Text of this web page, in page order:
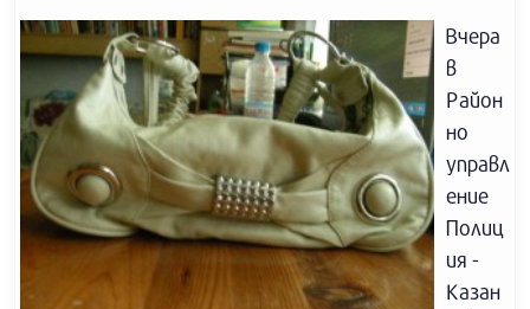
Вчера
в
Район
но
управл
ение
Полиц
ия -
Казан